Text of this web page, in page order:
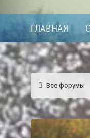
ГЛАВНАЯ
Все форумы